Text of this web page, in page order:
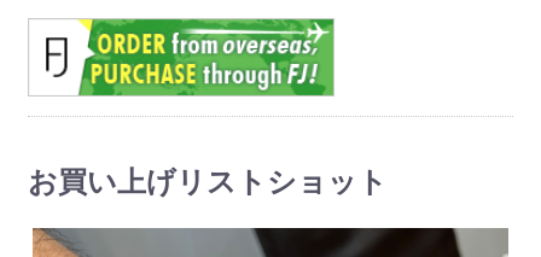
お買い上げリストショット